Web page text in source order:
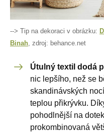
--> Tip na dekoraci v obrázku:
Binah , zdroj: behance.net
Útulný textil dodá
nic lepšího, než se
skandinávských
teplou přikrývku.
pohodlnější na
prokombinovaná